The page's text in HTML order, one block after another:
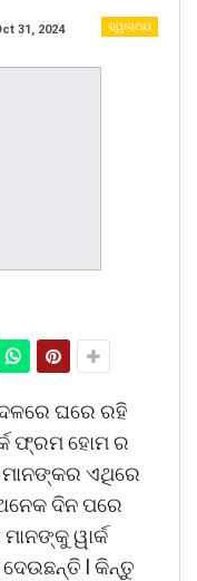
ସ୍ୱାସ୍ଥ୍ୟ
31, 2024
ଘରେ ରହି
ଫ୍ରମ ହୋମ ର
ମାନଙ୍କର ଏଥିରେ
ଦିନ ପରେ
ୱାର୍କ
l କିନ୍ତୁ